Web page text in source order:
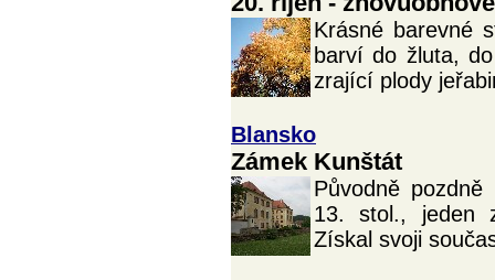
Krásné barevné
barví do žluta,
zrající plody
Blansko
Zámek Kunštát
Původně
13. stol., jeden
Získal svoji